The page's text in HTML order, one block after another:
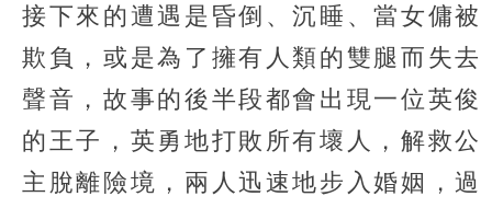
接下來的遭遇是昏倒、沉睡、當女傭被
欺負，或是為了擁有人類的雙腿而失去
聲音，故事的後半段都會出現一位英俊
的王子，英勇地打敗所有壞人，解救公
主脫離險境，兩人迅速地步入婚姻，過